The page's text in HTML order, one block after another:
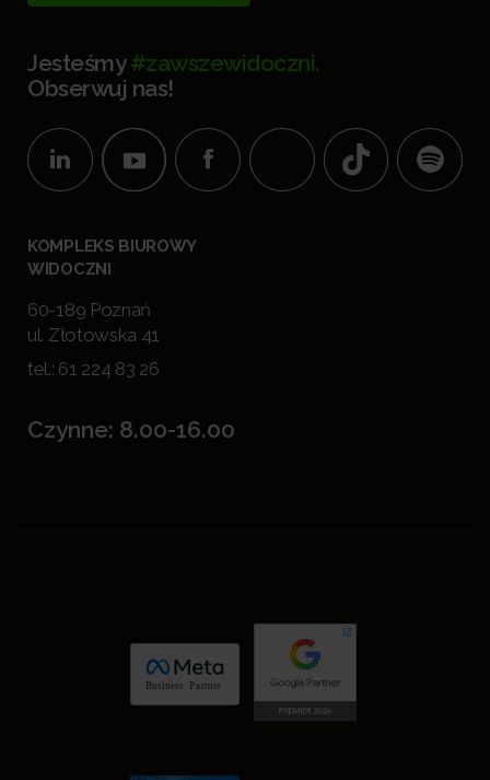
Jesteśmy#zawszewidoczni.
Obserwuj nas!
KOMPLEKS BIUROWY
WIDOCZNI
60-189 Poznań
ul. Złotowska 41
tel.: 61 224 83 26
Czynne: 8.00-16.00